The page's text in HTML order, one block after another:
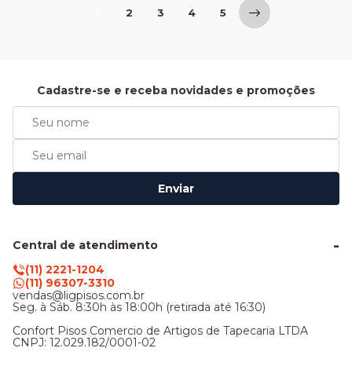
2 3 4 5
Cadastre-se e receba novidades e promoções
Enviar
Central de atendimento
(11) 2221-1204
(11) 96307-3310
vendas@ligpisos.com.br
Seg. à Sáb. 8:30h às 18:00h (retirada até 16:30)
Confort Pisos Comercio de Artigos de Tapecaria LTDA
CNPJ: 12.029.182/0001-02